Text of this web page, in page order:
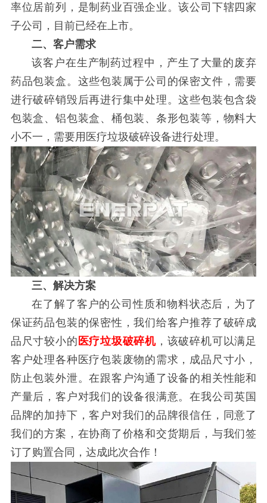
率位居前列，是制药业百强企业。该公司下辖四家
子公司，目前已经在上市。
二、客户需求
该客户在生产制药过程中，产生了大量的废弃
药品包装盒。这些包装属于公司的保密文件，需要
进行破碎销毁后再进行集中处理。这些包装包含袋
包装盒、铝包装盒、桶包装、条形包装等，物料大
小不一，需要用医疗垃圾破碎设备进行处理。
三、解决方案
在了解了客户的公司性质和物料状态后，为了
保证药品包装的保密性，我们给客户推荐了破碎成
品尺寸较小的 医疗垃圾破碎机，该破碎机可以满足
客户处理各种医疗包装废物的需求，成品尺寸小，
防止包装外泄。在跟客户沟通了设备的相关性能和
产量后，客户对我们的设备很满意。在我公司英国
品牌的加持下，客户对我们的品牌很信任，同意了
我们的方案，在协商了价格和交货期后，与我们签
订了购置合同，达成此次合作！